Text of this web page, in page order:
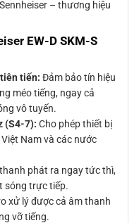
– thương hiệu
EW-D SKM-S
tiến: Đảm bảo tín hiệu
méo tiếng, ngay cả
vô tuyến.
(S4-7): Cho phép thiết bị
Nam và các nước
phát ra ngay tức thì,
sóng trực tiếp.
xử lý được cả âm thanh
vỡ tiếng.